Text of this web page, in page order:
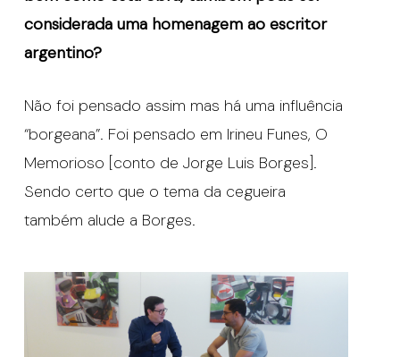
considerada uma homenagem ao escritor
argentino?
Não foi pensado assim mas há uma influência
“borgeana”. Foi pensado em Irineu Funes, O
Memorioso [conto de Jorge Luis Borges].
Sendo certo que o tema da cegueira
também alude a Borges.